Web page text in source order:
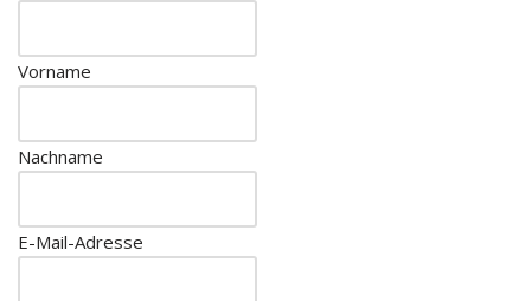
Vorname
Nachname
E-Mail-Adresse